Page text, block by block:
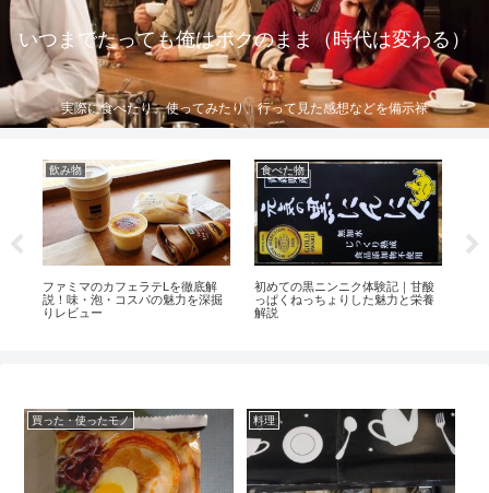
いつまでたっても俺はボクのまま（時代は変わる）
実際に食べたり、使ってみたり、行って見た感想などを備示禄
飲み物
ファミマのカフェラテLを徹底解
説！味・泡・コスパの魅力を深掘
りレビュー
食べた物
初めての黒ニンニク体験記｜甘酸
っぱくねっちょりした魅力と栄養
解説
買った・使ったモノ 料理